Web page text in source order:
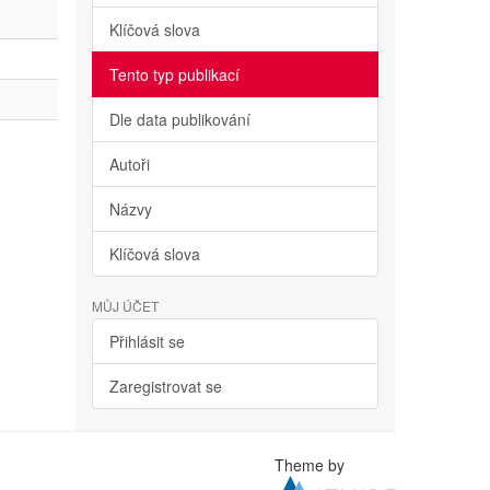
Klíčová slova
Tento typ publikací
Dle data publikování
Autoři
Názvy
Klíčová slova
MŮJ ÚČET
Přihlásit se
Zaregistrovat se
Theme by